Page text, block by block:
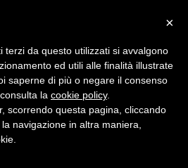
Login Registrazione
×
terzi da questo utilizzati si avvalgono
ed utili alle finalità illustrate
saperne di più o negare il consenso
la cookie policy.
scorrendo questa pagina, cliccando
navigazione in altra maniera,